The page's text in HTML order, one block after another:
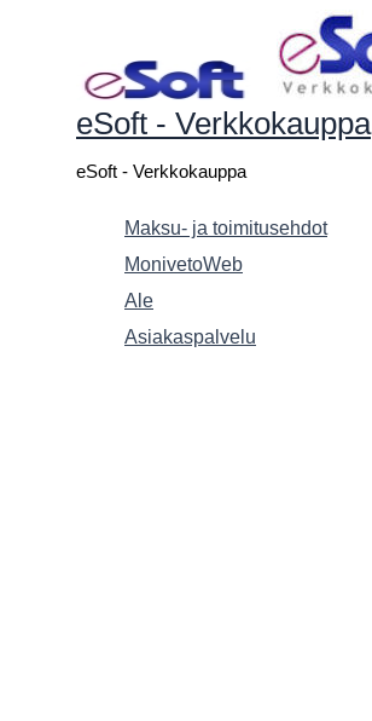
eSoft - Verkkokauppa
eSoft - Verkkokauppa
Maksu- ja toimitusehdot
MonivetoWeb
Ale
Asiakaspalvelu